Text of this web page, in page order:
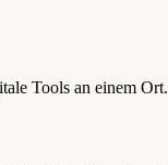
Tools an einem Ort.